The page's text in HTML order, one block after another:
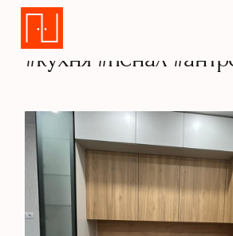
Главная
#кухня #пенал